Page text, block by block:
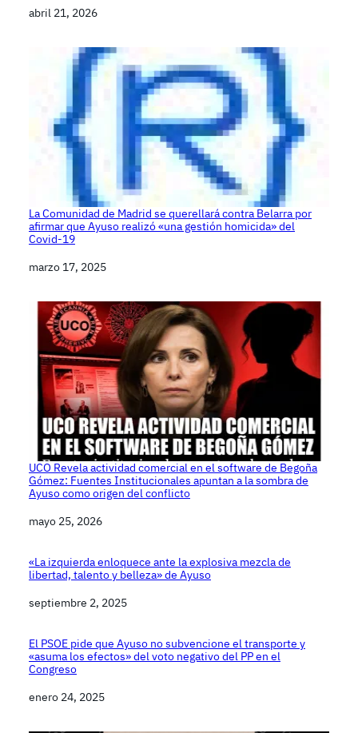
Fecha
abril 21, 2026
La Comunidad de Madrid se querellará contra Belarra por
afirmar que Ayuso realizó «una gestión homicida» del
Covid-19
Fecha
marzo 17, 2025
UCO Revela actividad comercial en el software de Begoña
Gómez: Fuentes Institucionales apuntan a la sombra de
Ayuso como origen del conflicto
Fecha
mayo 25, 2026
«La izquierda enloquece ante la explosiva mezcla de
libertad, talento y belleza» de Ayuso
Fecha
septiembre 2, 2025
El PSOE pide que Ayuso no subvencione el transporte y
«asuma los efectos» del voto negativo del PP en el
Congreso
Fecha
enero 24, 2025